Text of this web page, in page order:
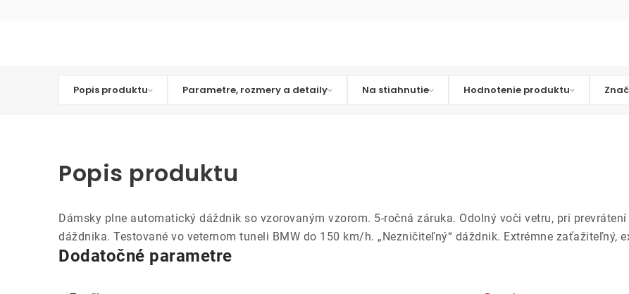
Popis produktu Parametre, rozmery a detaily Na stiahnutie Hodnotenie produktu
Popis produktu
Dámsky plne automatický dáždnik so vzorovaným vzorom. 5-ročná záruka. Odolný voči vetru, pri
dáždnika. Testované vo veternom tuneli BMW do 150 km/h. „Nezničiteľný“ dáždnik. Extrémne zaťažiteľný,
Dodatočné parametre